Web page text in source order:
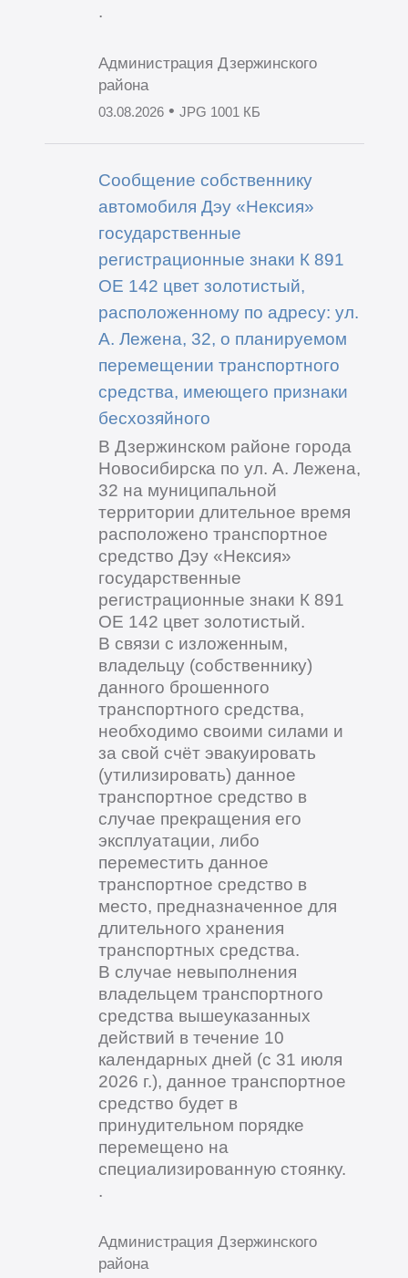
.
Администрация Дзержинского
района
03.08.2026• JPG 1001 КБ
Сообщение собственнику
автомобиля Дэу «Нексия»
государственные
регистрационные знаки К 891
ОЕ 142 цвет золотистый,
расположенному по адресу: ул.
А. Лежена, 32, о планируемом
перемещении транспортного
средства, имеющего признаки
бесхозяйного
В Дзержинском районе города
Новосибирска по ул. А. Лежена,
32 на муниципальной
территории длительное время
расположено транспортное
средство Дэу «Нексия»
государственные
регистрационные знаки К 891
ОЕ 142 цвет золотистый.
В связи с изложенным,
владельцу (собственнику)
данного брошенного
транспортного средства,
необходимо своими силами и
за свой счёт эвакуировать
(утилизировать) данное
транспортное средство в
случае прекращения его
эксплуатации, либо
переместить данное
транспортное средство в
место, предназначенное для
длительного хранения
транспортных средства.
В случае невыполнения
владельцем транспортного
средства вышеуказанных
действий в течение 10
календарных дней (с 31 июля
2026 г.), данное транспортное
средство будет в
принудительном порядке
перемещено на
специализированную стоянку.
.
Администрация Дзержинского
района